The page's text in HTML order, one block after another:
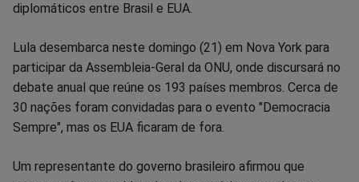
diplomáticos entre Brasil e EUA.
Lula desembarca neste domingo (21) em Nova York para
participar da Assembleia-Geral da ONU, onde discursará no
debate anual que reúne os 193 países membros. Cerca de
30 nações foram convidadas para o evento "Democracia
Sempre", mas os EUA ficaram de fora.
Um representante do governo brasileiro afirmou que